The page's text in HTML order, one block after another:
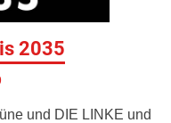
2035
und DIE LINKE und